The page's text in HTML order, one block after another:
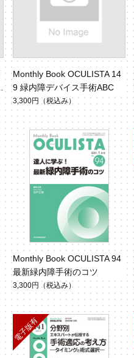
Monthly Book OCULISTA 14
9 緑内障デバイス手術ABC
3,300円 （税込み）
Monthly Book OCULISTA 94
最新緑内障手術のコツ
3,300円 （税込み）